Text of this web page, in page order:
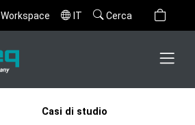
Workspace IT Cerca
Casi di studio